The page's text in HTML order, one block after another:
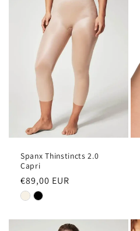
Spanx Thinstincts 2.0
Capri
Normale
prijs
€89,00 EUR